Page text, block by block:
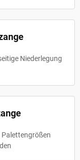
Niederlegung
Palettengrößen